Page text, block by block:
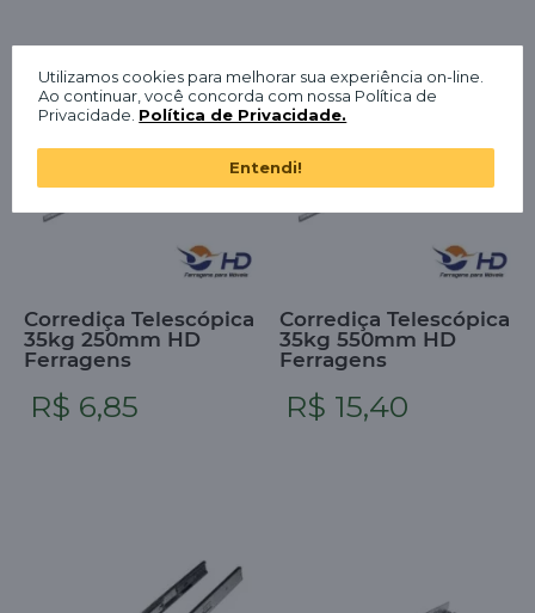
Corrediça Telescópica
35kg 250mm HD
Ferragens
R$ 6,85
Corrediça Telescópica
35kg 550mm HD
Ferragens
R$ 15,40
Utilizamos cookies para melhorar sua experiência on-line.
Ao continuar, você concorda com nossa Política de
Privacidade. Política de Privacidade.
Entendi!